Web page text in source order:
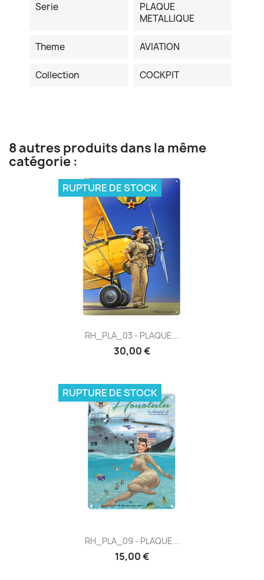
Serie
PLAQUE
METALLIQUE
Theme AVIATION
Collection COCKPIT
8 autres produits dans la même
catégorie :
RH_PLA_03 - PLAQUE...
30,00 €
RUPTURE DE STOCK
RH_PLA_09 - PLAQUE...
15,00 €
RUPTURE DE STOCK